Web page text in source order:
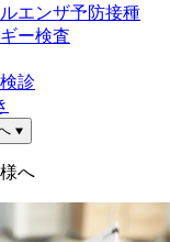
エンザ予防接種
ー検査
診
へ